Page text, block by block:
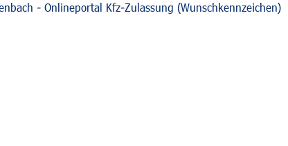
- Onlineportal Kfz-Zulassung (Wunschkennzeichen)